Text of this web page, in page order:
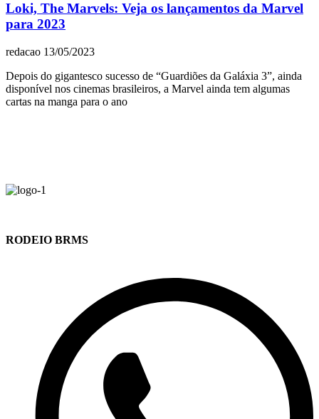
Loki, The Marvels: Veja os lançamentos da Marvel
para 2023
redacao 13/05/2023
Depois do gigantesco sucesso de “Guardiões da Galáxia 3”, ainda
disponível nos cinemas brasileiros, a Marvel ainda tem algumas
cartas na manga para o ano
RODEIO BRMS